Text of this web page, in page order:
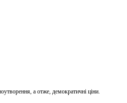
а отже, демократичні ціни.